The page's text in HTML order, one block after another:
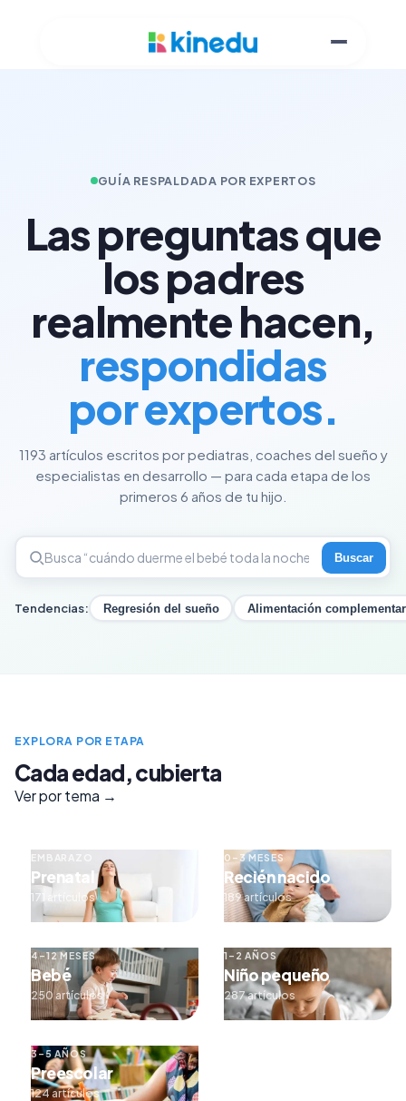
GUÍA RESPALDADA POR EXPERTOS
Las preguntas que
los padres
realmente hacen,
respondidas
por expertos.
1193 artículos escritos por pediatras, coaches del sueño y
especialistas en desarrollo — para cada etapa de los
primeros 6 años de tu hijo.
Buscar
Tendencias: Regresión del sueño Alimentación
EXPLORA POR ETAPA
Cada edad, cubierta
Ver por tema →
EMBARAZO
Prenatal
171 artículos
0–3 MESES
Recién nacido
189 artículos
4–12 MESES
Bebé
250 artículos
1–2 AÑOS
Niño pequeño
287 artículos
3–5 AÑOS
Preescolar
124 artículos